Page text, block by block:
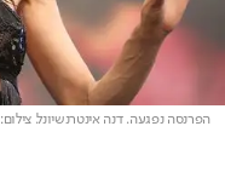
הפרנסה נפגעה. דנה אינטרנשיונל.